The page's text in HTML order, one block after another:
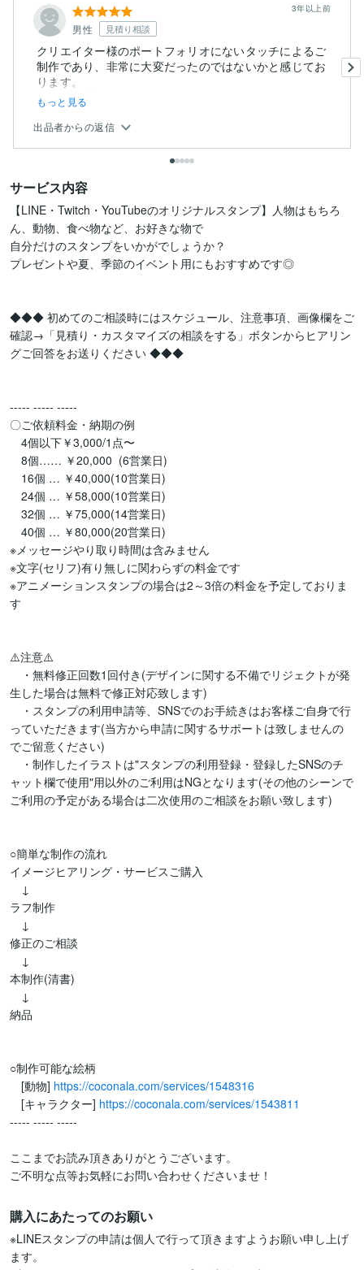
男性 見積り相談
3年以上前
クリエイター様のポートフォリオにないタッチによるご
制作であり、非常に大変だったのではないかと感じてお
ります。
しかし、成...
もっと見る
出品者からの返信
サービス内容
【LINE・Twitch・YouTubeのオリジナルスタンプ】人物はもちろ
ん、動物、食べ物など、お好きな物で
自分だけのスタンプをいかがでしょうか？
プレゼントや夏、季節のイベント用にもおすすめです◎
◆◆◆ 初めてのご相談時にはスケジュール、注意事項、画像欄をご
確認→「見積り・カスタマイズの相談をする」ボタンからヒアリン
グご回答をお送りください ◆◆◆
----- ----- -----
〇ご依頼料金・納期の例
4個以下￥3,000/1点〜
8個…… ￥20,000  (6営業日)
16個 … ￥40,000(10営業日)
24個 … ￥58,000(10営業日)
32個 … ￥75,000(14営業日)
40個 … ￥80,000(20営業日)
※メッセージやり取り時間は含みません
※文字(セリフ)有り無しに関わらずの料金です
※アニメーションスタンプの場合は2～3倍の料金を予定しておりま
す
⚠️注意⚠️
・無料修正回数1回付き(デザインに関する不備でリジェクトが発
生した場合は無料で修正対応致します)
・スタンプの利用申請等、SNSでのお手続きはお客様ご自身で行
っていただきます(当方から申請に関するサポートは致しませんの
でご留意ください)
・制作したイラストは"スタンプの利用登録・登録したSNSのチ
ャット欄で使用"用以外のご利用はNGとなります(その他のシーンで
ご利用の予定がある場合は二次使用のご相談をお願い致します)
○簡単な制作の流れ
イメージヒアリング・サービスご購入
↓
ラフ制作
↓
修正のご相談
↓
本制作(清書)
↓
納品
○制作可能な絵柄
[動物] https://coconala.com/services/1548316
[キャラクター] https://coconala.com/services/1543811
----- ----- -----
ここまでお読み頂きありがとうございます。
ご不明な点等お気軽にお問い合わせくださいませ！
購入にあたってのお願い
※LINEスタンプの申請は個人で行って頂きますようお願い申し上げ
ます。